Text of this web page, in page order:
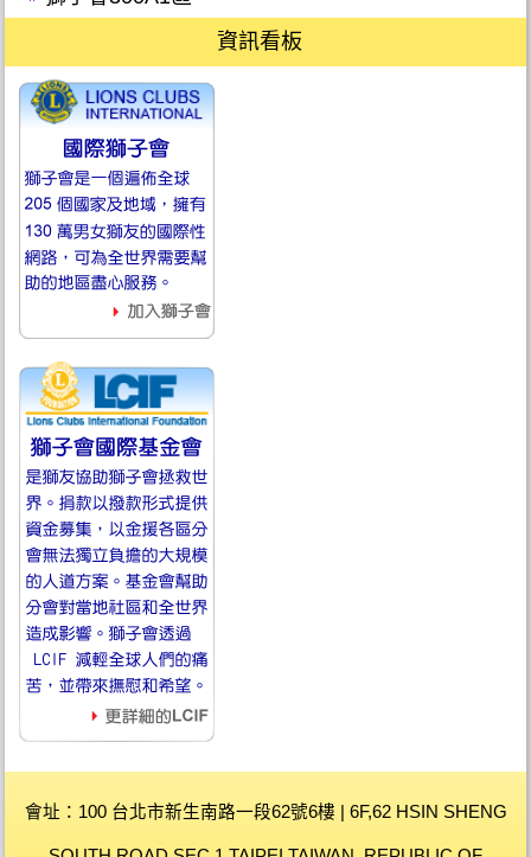
資訊看板
會址：100 台北市新生南路一段62號6樓 | 6F,62 HSIN SHENG